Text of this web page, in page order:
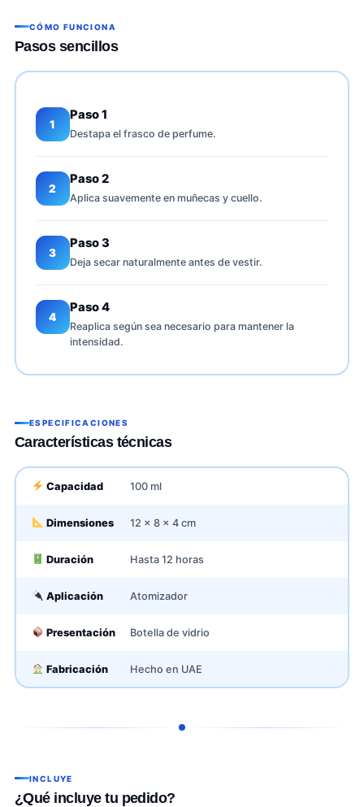
CÓMO FUNCIONA
Pasos sencillos
1
Paso 1
Destapa el frasco de perfume.
2
Paso 2
Aplica suavemente en muñecas y cuello.
3
Paso 3
Deja secar naturalmente antes de vestir.
4
Paso 4
Reaplica según sea necesario para mantener la
intensidad.
ESPECIFICACIONES
Características técnicas
Capacidad 100 ml
Dimensiones 12 x 8 x 4 cm
Duración Hasta 12 horas
Aplicación Atomizador
Presentación Botella de vidrio
Fabricación Hecho en UAE
INCLUYE
¿Qué incluye tu pedido?